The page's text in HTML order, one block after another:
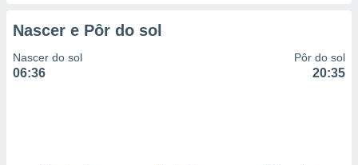
Nascer e Pôr do sol
Nascer do sol
06:36
Pôr do sol
20:35